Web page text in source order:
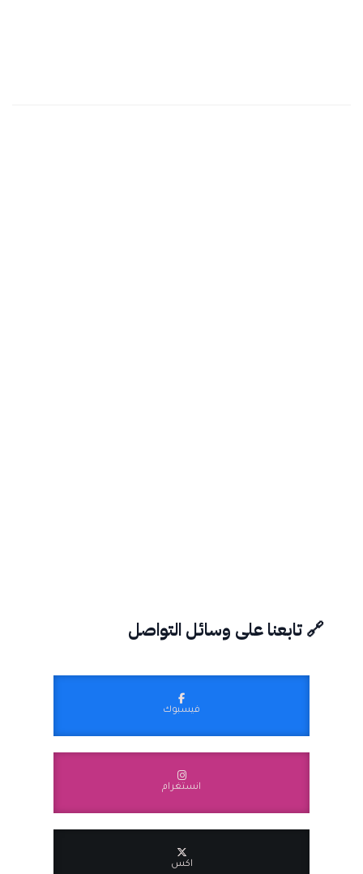
🔗 تابعنا على وسائل التواصل
فيسبوك
انستغرام
اكس